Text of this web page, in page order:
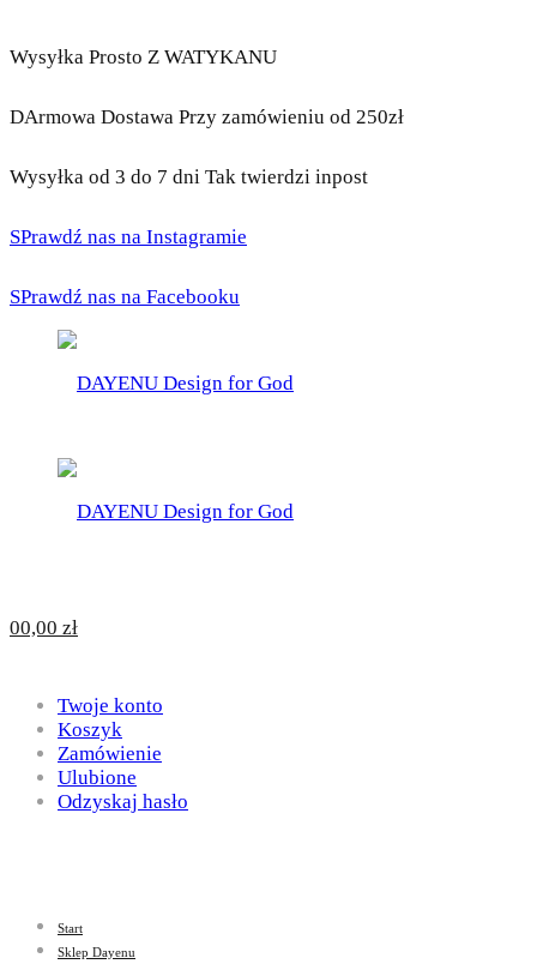
Wysyłka Prosto Z WATYKANU
DArmowa Dostawa Przy zamówieniu od 250zł
Wysyłka od 3 do 7 dni Tak twierdzi inpost
SPrawdź nas na Instagramie
SPrawdź nas na Facebooku
for
God
DAYENU
Design
God
00,00 zł
Twoje konto
Koszyk
Zamówienie
Ulubione
Odzyskaj hasło
Start
Sklep Dayenu